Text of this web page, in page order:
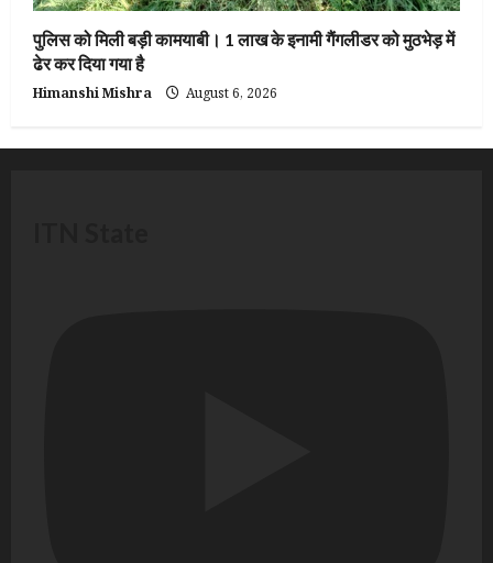
पुलिस को मिली बड़ी कामयाबी। 1 लाख के इनामी गैंगलीडर को मुठभेड़ में
ढेर कर दिया गया है
Himanshi Mishra August 6, 2026